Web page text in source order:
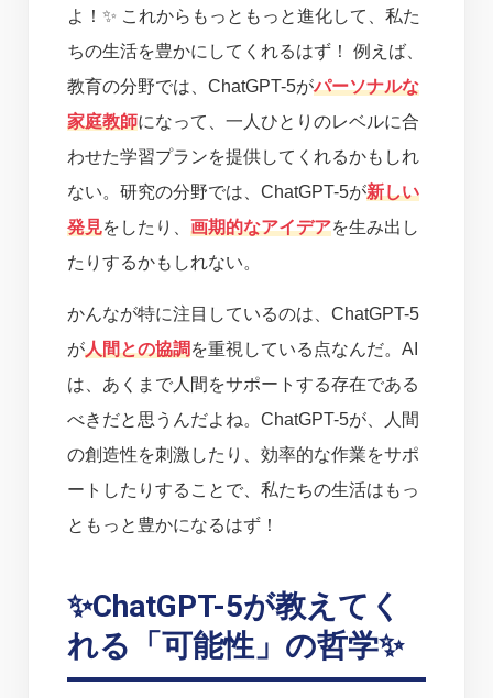
よ！✨ これからもっともっと進化して、私た
ちの生活を豊かにしてくれるはず！ 例えば、
教育の分野では、ChatGPT-5がパーソナルな
家庭教師になって、一人ひとりのレベルに合
わせた学習プランを提供してくれるかもしれ
ない。研究の分野では、ChatGPT-5が新しい
発見をしたり、 画期的なアイデアを生み出し
たりするかもしれない。
かんなが特に注目しているのは、ChatGPT-5
が人間との協調 を重視している点なんだ。AI
は、あくまで人間をサポートする存在である
べきだと思うんだよね。ChatGPT-5が、人間
の創造性を刺激したり、効率的な作業をサポ
ートしたりすることで、私たちの生活はもっ
ともっと豊かになるはず！
✨ChatGPT-5が教えてく
れる「可能性」の哲学✨